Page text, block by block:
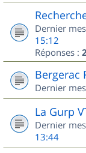
Dernier
15:12
Réponses : 2
Bergerac
Dernier
La Gurp
Dernier
13:44